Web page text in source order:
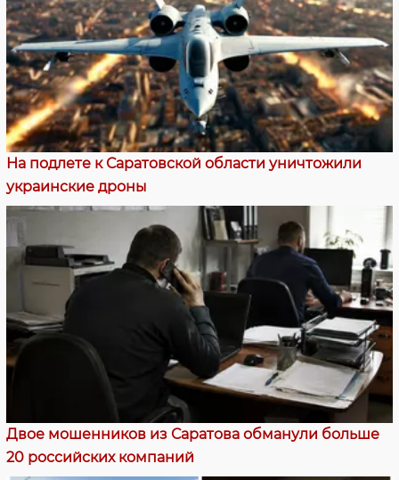
На подлете к Саратовской области уничтожили
украинские дроны
Двое мошенников из Саратова обманули больше
20 российских компаний